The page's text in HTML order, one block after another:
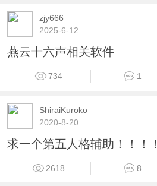
zjy666
2025-6-12
燕云十六声相关软件
734 1
ShiraiKuroko
2020-8-20
求一个第五人格辅助！！！！
2618 8